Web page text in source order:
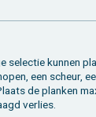
se­lec­tie kun­nen
een scheur,
de plan­ken
ver­lies.